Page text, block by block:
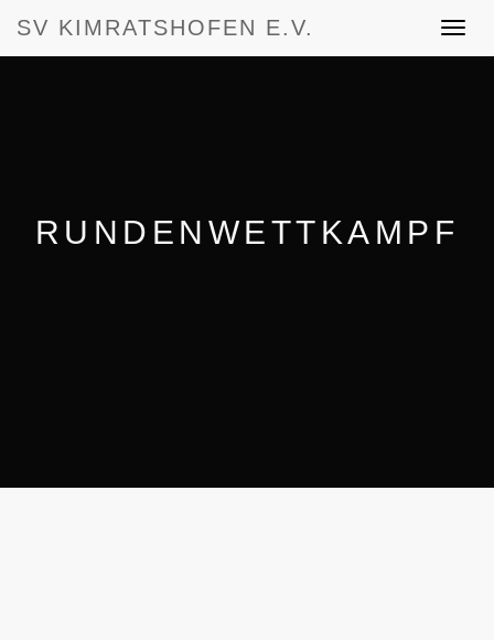
Toggle
SV KIMRATSHOFEN E.V.
RUNDENWETTKAMPF